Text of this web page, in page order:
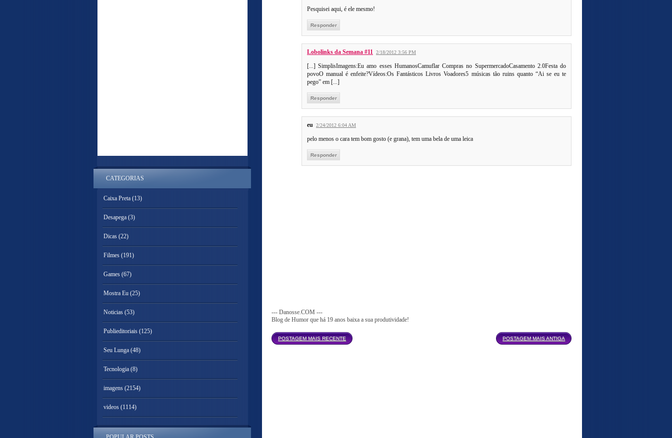
Pesquisei aqui, é ele mesmo!
Responder
Lobolinks da Semana #11 2/18/2012 3:56 PM
[...] SimplisImagens:Eu amo esses HumanosCamuflar Compras no SupermercadoCasamento 2.0Festa do
povoO manual é enfeite?Vídeos:Os Fantásticos Livros Voadores5 músicas tão ruins quanto “Ai se eu te
pego” em [...]
Responder
eu 2/24/2012 6:04 AM
pelo menos o cara tem bom gosto (e grana), tem uma bela de uma leica
Responder
--- Danosse.COM ---
Blog de Humor que há 19 anos baixa a sua produtividade!
POSTAGEM MAIS RECENTE POSTAGEM MAIS ANTIGA
CATEGORIAS
Caixa Preta (13)
Desapega (3)
Dicas (22)
Filmes (191)
Games (67)
Mostra Eu (25)
Noticias (53)
Publieditoriais (125)
Seu Lunga (48)
Tecnologia (8)
imagens (2154)
videos (1114)